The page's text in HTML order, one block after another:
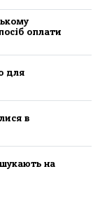
оплати
для
в
шукають на